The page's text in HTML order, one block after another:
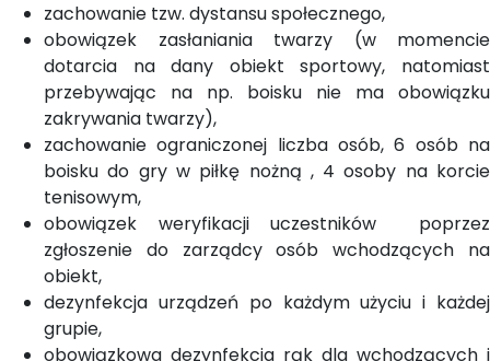
zachowanie tzw. dystansu społecznego,
obowiązek zasłaniania twarzy (w momencie
dotarcia na dany obiekt sportowy, natomiast
przebywając na np. boisku nie ma obowiązku
zakrywania twarzy),
zachowanie ograniczonej liczba osób, 6 osób na
boisku do gry w piłkę nożną , 4 osoby na korcie
tenisowym,
obowiązek weryfikacji uczestników poprzez
zgłoszenie do zarządcy osób wchodzących na
obiekt,
dezynfekcja urządzeń po każdym użyciu i każdej
grupie,
obowiązkowa dezynfekcja rąk dla wchodzących i